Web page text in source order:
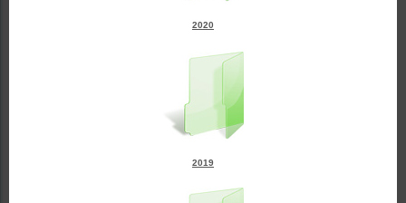
2020
2019